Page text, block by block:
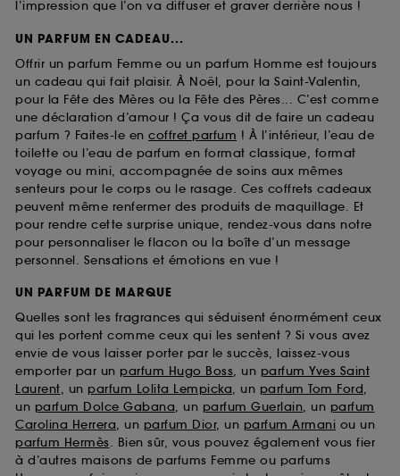
l’impression que l’on va diffuser et graver derrière nous !
UN PARFUM EN CADEAU...
Offrir un parfum Femme ou un parfum Homme est toujours
un cadeau qui fait plaisir. À Noël, pour la Saint-Valentin,
pour la Fête des Mères ou la Fête des Pères... C’est comme
une déclaration d’amour ! Ça vous dit de faire un cadeau
parfum ? Faites-le en coffret parfum ! À l’intérieur, l’eau de
toilette ou l’eau de parfum en format classique, format
voyage ou mini, accompagnée de soins aux mêmes
senteurs pour le corps ou le rasage. Ces coffrets cadeaux
peuvent même renfermer des produits de maquillage. Et
pour rendre cette surprise unique, rendez-vous dans notre
pour personnaliser le flacon ou la boîte d’un message
personnel. Sensations et émotions en vue !
UN PARFUM DE MARQUE
Quelles sont les fragrances qui séduisent énormément ceux
qui les portent comme ceux qui les sentent ? Si vous avez
envie de vous laisser porter par le succès, laissez-vous
emporter par un parfum Hugo Boss, un parfum Yves Saint
Laurent, un parfum Lolita Lempicka, un parfum Tom Ford,
un parfum Dolce Gabana, un parfum Guerlain, un parfum
Carolina Herrera, un parfum Dior, un parfum Armani ou un
parfum Hermès. Bien sûr, vous pouvez également vous fier
à d’autres maisons de parfums Femme ou parfums